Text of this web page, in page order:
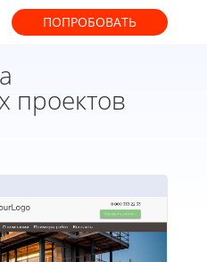
ПОПРОБОВАТЬ
проектов